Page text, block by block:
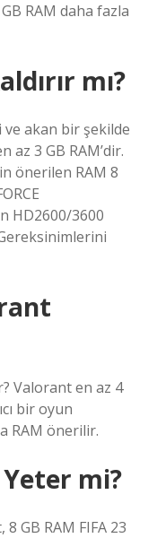
RAM daha fazla
mı?
ve akan bir şekilde
az 3 GB RAM’dir.
önerilen RAM 8
HD2600/3600
Valorant en az 4
bir oyun
RAM önerilir.
Yeter mi?
8 GB RAM FIFA 23